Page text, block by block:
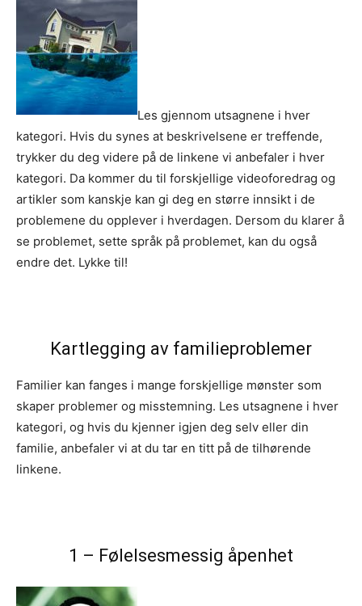
Les gjennom utsagnene i hver
kategori. Hvis du synes at beskrivelsene er treffende,
trykker du deg videre på de linkene vi anbefaler i hver
kategori. Da kommer du til forskjellige videoforedrag og
artikler som kanskje kan gi deg en større innsikt i de
problemene du opplever i hverdagen. Dersom du klarer å
se problemet, sette språk på problemet, kan du også
endre det. Lykke til!
Kartlegging av familieproblemer
Familier kan fanges i mange forskjellige mønster som
skaper problemer og misstemning. Les utsagnene i hver
kategori, og hvis du kjenner igjen deg selv eller din
familie, anbefaler vi at du tar en titt på de tilhørende
linkene.
1 – Følelsesmessig åpenhet